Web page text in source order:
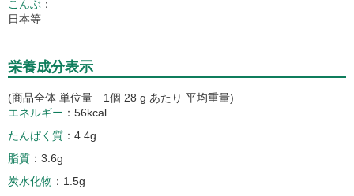
こんぶ ：
日本等
栄養成分表示
(商品全体 単位量 1個 28 g あたり 平均重量)
エネルギー
56kcal
たんぱく質
4.4g
脂質
3.6g
炭水化物
1.5g